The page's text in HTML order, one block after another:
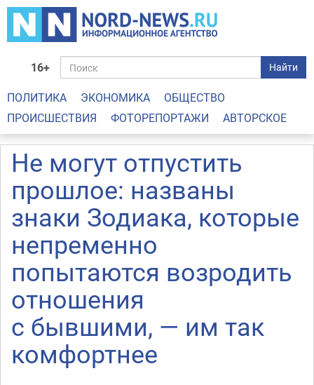
16+ Найти
ПОЛИТИКА ЭКОНОМИКА
ОБЩЕСТВО
ПРОИСШЕСТВИЯ
ФОТОРЕПОРТАЖИ АВТОРСКОЕ
Не могут отпустить
прошлое: названы
знаки Зодиака, которые
непременно
попытаются возродить
отношения
с бывшими, — им так
комфортнее